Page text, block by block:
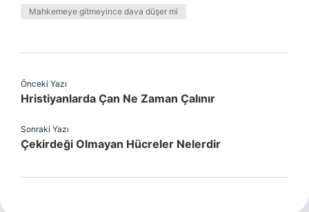
Mahkemeye gitmeyince dava düşer mi
Önceki Yazı
Hristiyanlarda Çan Ne Zaman Çalınır
Sonraki Yazı
Çekirdeği Olmayan Hücreler Nelerdir